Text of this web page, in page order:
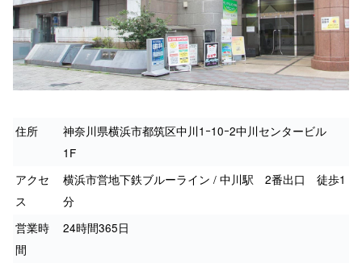
住所
神奈川県横浜市都筑区中川1ｰ10ｰ2中川センタービル
1F
アクセ
ス
横浜市営地下鉄ブルーライン / 中川駅 2番出口 徒歩1
分
営業時
間
24時間365日